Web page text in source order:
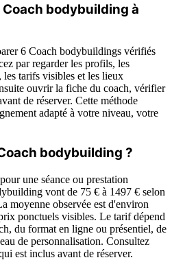
bodybuilding à
6 Coach bodybuildings vérifiés
par regarder les profils, les
les tarifs visibles et les lieux
ouvrir la fiche du coach, vérifier
de réserver. Cette méthode
adapté à votre niveau, votre
bodybuilding ?
une séance ou prestation
vont de 75 € à 1497 € selon
moyenne observée est d'environ
ponctuels visibles. Le tarif dépend
du format en ligne ou présentiel, de
de personnalisation. Consultez
est inclus avant de réserver.